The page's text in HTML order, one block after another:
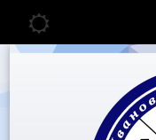
Главная
Перейти